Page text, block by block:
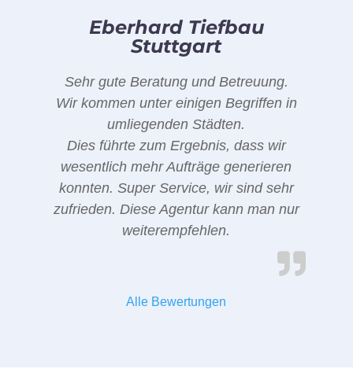
Eberhard Tiefbau
Stuttgart
Sehr gute Beratung und Betreuung.
Wir kommen unter einigen Begriffen in
umliegenden Städten.
Dies führte zum Ergebnis, dass wir
wesentlich mehr Aufträge generieren
konnten. Super Service, wir sind sehr
zufrieden. Diese Agentur kann man nur
weiterempfehlen.
Alle Bewertungen